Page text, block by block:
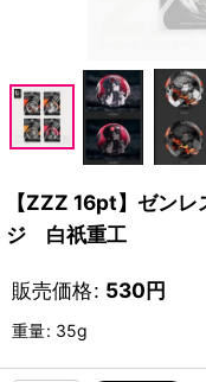
【ZZZ 16pt】ゼン
ジ 白祇重工
販売価格: 530円
重量: 35g